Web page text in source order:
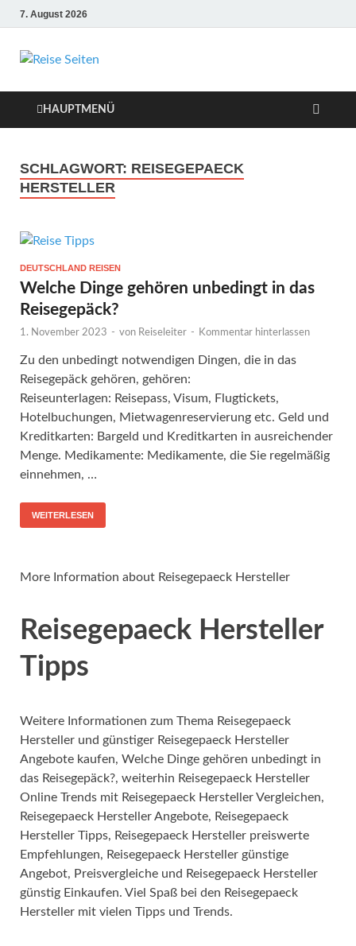
7. August 2026
Die besten Reise-
Webseiten für
Ihre perfekte
Reiseplanung
HAUPTMENÜ
SCHLAGWORT: REISEGEPAECK
HERSTELLER
DEUTSCHLAND REISEN
Welche Dinge gehören unbedingt in das
Reisegepäck?
1. November 2023 - von Reiseleiter - Kommentar hinterlassen
Zu den unbedingt notwendigen Dingen, die in das
Reisegepäck gehören, gehören:
Reiseunterlagen: Reisepass, Visum, Flugtickets,
Hotelbuchungen, Mietwagenreservierung etc. Geld und
Kreditkarten: Bargeld und Kreditkarten in ausreichender
Menge. Medikamente: Medikamente, die Sie regelmäßig
einnehmen, …
WEITERLESEN
More Information about Reisegepaeck Hersteller
Reisegepaeck Hersteller
Tipps
Weitere Informationen zum Thema Reisegepaeck
Hersteller und günstiger Reisegepaeck Hersteller
Angebote kaufen, Welche Dinge gehören unbedingt in
das Reisegepäck?, weiterhin Reisegepaeck Hersteller
Online Trends mit Reisegepaeck Hersteller Vergleichen,
Reisegepaeck Hersteller Angebote, Reisegepaeck
Hersteller Tipps, Reisegepaeck Hersteller preiswerte
Empfehlungen, Reisegepaeck Hersteller günstige
Angebot, Preisvergleiche und Reisegepaeck Hersteller
günstig Einkaufen. Viel Spaß bei den Reisegepaeck
Hersteller mit vielen Tipps und Trends.